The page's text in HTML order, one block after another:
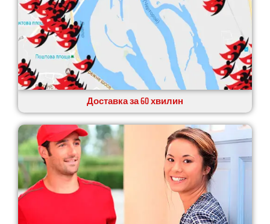
Доставка за 60 хвилин